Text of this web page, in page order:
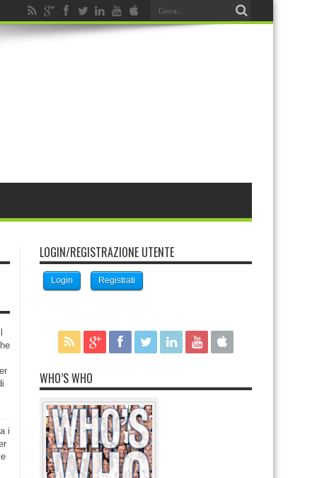
i
LOGIN/REGISTRAZIONE UTENTE
Login Registrati
WHO’S WHO